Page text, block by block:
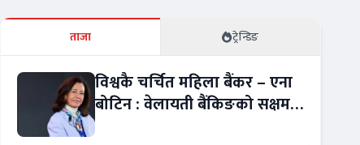
ताजा ट्रेन्डिङ
विश्वकै चर्चित महिला बैंकर – एना
बोटिन : वेलायती बैंकिङको सक्षम